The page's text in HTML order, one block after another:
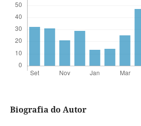
Biografia do Autor